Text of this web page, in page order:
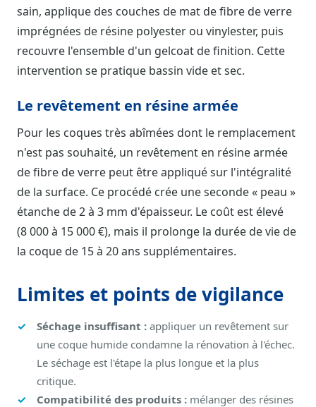
sain, applique des couches de mat de fibre de verre
imprégnées de résine polyester ou vinylester, puis
recouvre l'ensemble d'un gelcoat de finition. Cette
intervention se pratique bassin vide et sec.
Le revêtement en résine armée
Pour les coques très abîmées dont le remplacement
n'est pas souhaité, un revêtement en résine armée
de fibre de verre peut être appliqué sur l'intégralité
de la surface. Ce procédé crée une seconde « peau »
étanche de 2 à 3 mm d'épaisseur. Le coût est élevé
(8 000 à 15 000 €), mais il prolonge la durée de vie de
la coque de 15 à 20 ans supplémentaires.
Limites et points de vigilance
Séchage insuffisant : appliquer un revêtement sur
une coque humide condamne la rénovation à l'échec.
Le séchage est l'étape la plus longue et la plus
critique.
Compatibilité des produits : mélanger des résines